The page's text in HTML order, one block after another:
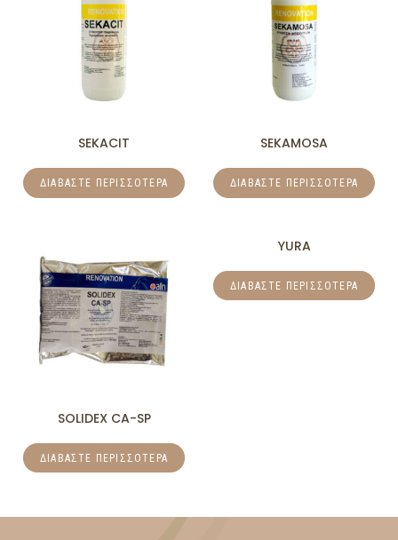
SEKACIT
ΔΙΑΒΆΣΤΕ ΠΕΡΙΣΣΌΤΕΡΑ
SEKAMOSA
ΔΙΑΒΆΣΤΕ ΠΕΡΙΣΣΌΤΕΡΑ
SOLIDEX CA-SP
ΔΙΑΒΆΣΤΕ ΠΕΡΙΣΣΌΤΕΡΑ
YURA
ΔΙΑΒΆΣΤΕ ΠΕΡΙΣΣΌΤΕΡΑ